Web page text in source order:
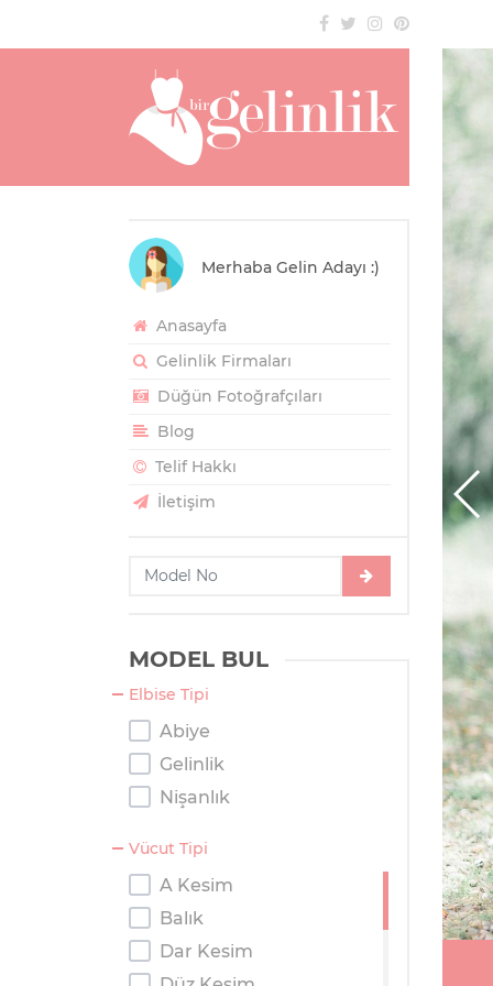
Merhaba Gelin Adayı :)
Anasayfa
Gelinlik Firmaları
Düğün Fotoğrafçıları
Blog
Telif Hakkı
İletişim
MODEL BUL
Elbise Tipi
Abiye
Gelinlik
Nişanlık
Vücut Tipi
A Kesim
Balık
Dar Kesim